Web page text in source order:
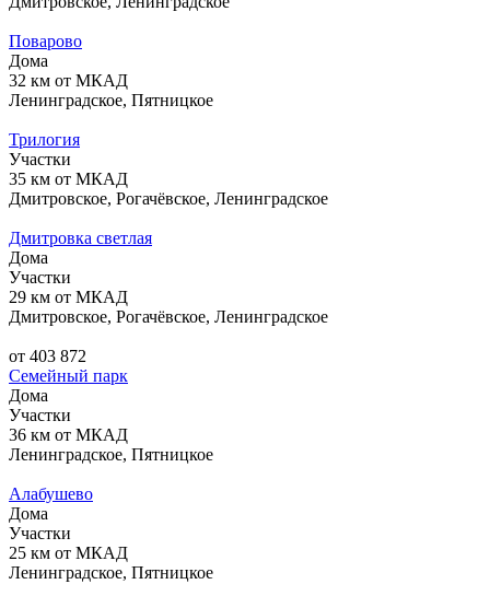
Поварово
Дома
32 км от МКАД
Ленинградское, Пятницкое
Трилогия
Участки
35 км от МКАД
Дмитровское, Рогачёвское, Ленинградское
Дмитровка светлая
Дома
Участки
29 км от МКАД
Дмитровское, Рогачёвское, Ленинградское
от 403 872
Семейный парк
Дома
Участки
36 км от МКАД
Ленинградское, Пятницкое
Алабушево
Дома
Участки
25 км от МКАД
Ленинградское, Пятницкое